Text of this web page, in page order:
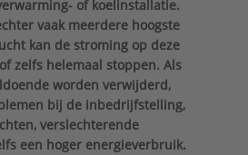
of koelinstallatie.
vaak meerdere hoogste
kan de stroming op deze
zelfs helemaal stoppen. Als
worden verwijderd,
bij de inbedrijfstelling,
verslechterende
een hoger energieverbruik.